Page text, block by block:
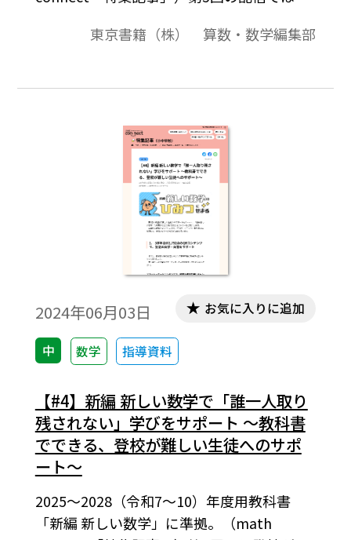
ったコンテンツについてご紹介します。授業
面で使えて、先生方の働き方を変えるコン
東京書籍（株） 算数・数学編集部
2024年06月03日
中 数学 指導資料
お気に入りに追加
【#4】新編 新しい数学で「誰一人取り
残されない」学びをサポート ～教科書
でできる、登校が難しい生徒へのサポ
ート～
2025～2028（令和7～10）年度用教科書
「新編 新しい数学」に準拠。（math